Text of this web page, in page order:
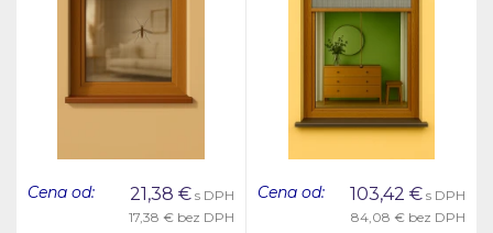
Cena od: 21,38 € s DPH
17,38 € bez DPH
Cena od: 103,42 € s DPH
84,08 € bez DPH